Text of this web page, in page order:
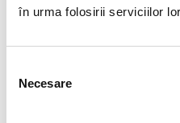
în urma folosirii serviciilor
consimțământului
Necesare
Afriso MS, 6 bar, filet
Supape de siguranta pentru
conform DIN 4751pana la